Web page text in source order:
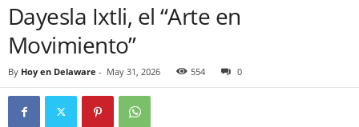
Dayesla Ixtli, el “Arte en
Movimiento”
By Hoy en Delaware - May 31, 2026 554 0